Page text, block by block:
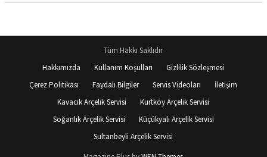
Tüm Hakkı Saklıdır
Hakkımızda
Kullanım Koşulları
Gizlilik Sözleşmesi
Çerez Politikası
Faydalı Bilgiler Servis Videoları
İletişim
Kavacık Arçelik Servisi
Kurtköy Arçelik Servisi
Soğanlık Arçelik Servisi
Küçükyalı Arçelik Servisi
Sultanbeyli Arçelik Servisi